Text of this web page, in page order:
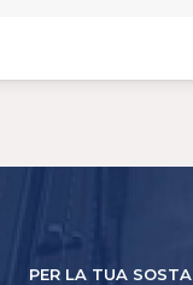
PER LA TUA SOSTA